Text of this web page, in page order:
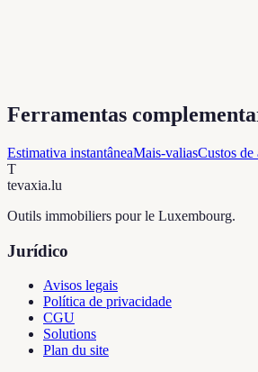
Ferramentas
Estimativa instantâneaMais-valiasCustos de
T
tevaxia.lu
Outils immobiliers pour le Luxembourg.
Jurídico
Avisos legais
Política de privacidade
CGU
Solutions
Plan du site